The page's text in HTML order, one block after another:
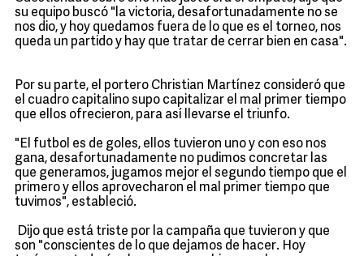
su equipo buscó "la victoria, desafortunadamente no se
nos dio, y hoy quedamos fuera de lo que es el torneo, nos
queda un partido y hay que tratar de cerrar bien en casa".
Por su parte, el portero Christian Martínez consideró que
el cuadro capitalino supo capitalizar el mal primer tiempo
que ellos ofrecieron, para así llevarse el triunfo.
"El futbol es de goles, ellos tuvieron uno y con eso nos
gana, desafortunadamente no pudimos concretar las
que generamos, jugamos mejor el segundo tiempo que el
primero y ellos aprovecharon el mal primer tiempo que
tuvimos", estableció.
Dijo que está triste por la campaña que tuvieron y que
son "conscientes de lo que dejamos de hacer. Hoy